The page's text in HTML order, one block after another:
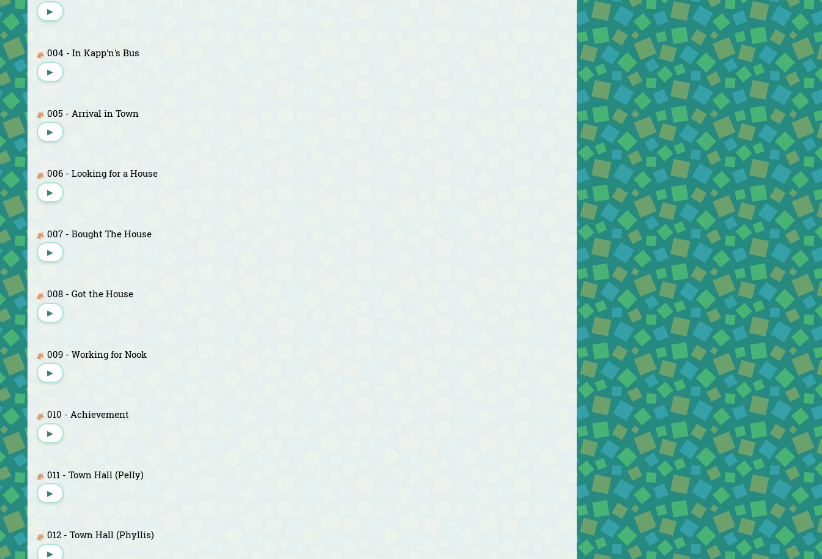
▶
004 - In Kapp'n's Bus
▶
005 - Arrival in Town
▶
006 - Looking for a House
▶
007 - Bought The House
▶
008 - Got the House
▶
009 - Working for Nook
▶
010 - Achievement
▶
011 - Town Hall (Pelly)
▶
012 - Town Hall (Phyllis)
▶